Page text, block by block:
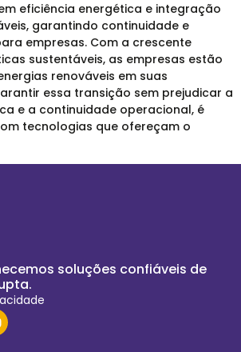
eficiência energética e integração
garantindo continuidade e
empresas. Com a crescente
sustentáveis, as empresas estão
renováveis em suas
essa transição sem prejudicar a
e a continuidade operacional, é
tecnologias que ofereçam o
soluções confiáveis de